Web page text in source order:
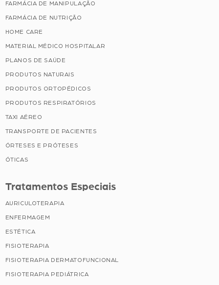
FARMÁCIA DE MANIPULAÇÃO
FARMÁCIA DE NUTRIÇÃO
HOME CARE
MATERIAL MÉDICO HOSPITALAR
PLANOS DE SAÚDE
PRODUTOS NATURAIS
PRODUTOS ORTOPÉDICOS
PRODUTOS RESPIRATÓRIOS
TAXI AÉREO
TRANSPORTE DE PACIENTES
ÓRTESES E PRÓTESES
ÓTICAS
Tratamentos Especiais
AURICULOTERAPIA
ENFERMAGEM
ESTÉTICA
FISIOTERAPIA
FISIOTERAPIA DERMATOFUNCIONAL
FISIOTERAPIA PEDIÁTRICA